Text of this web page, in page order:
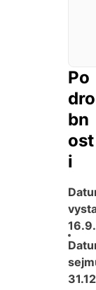
Po
dro
bn
ost
i